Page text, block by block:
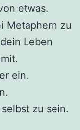
etwas.
Metaphern zu
Leben
ein.
zu sein.